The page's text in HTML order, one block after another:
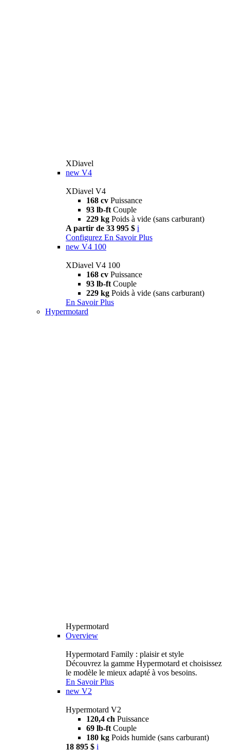
XDiavel
new V4
XDiavel V4
168 cv Puissance
93 lb-ft Couple
229 kg Poids à vide (sans carburant)
A partir de 33 995 $ i
Configurez En Savoir Plus
new V4 100
XDiavel V4 100
168 cv Puissance
93 lb-ft Couple
229 kg Poids à vide (sans carburant)
En Savoir Plus
Hypermotard
Hypermotard
Overview
Hypermotard Family : plaisir et style
Découvrez la gamme Hypermotard et choisissez
le modèle le mieux adapté à vos besoins.
En Savoir Plus
new V2
Hypermotard V2
120,4 ch Puissance
69 lb-ft Couple
180 kg Poids humide (sans carburant)
18 895 $ i